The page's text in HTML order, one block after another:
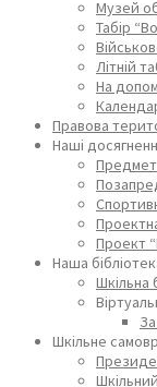
Музей
Табір
Літній
На
Правова
Наші
Проект
Наша
Шкільна
Шкільне